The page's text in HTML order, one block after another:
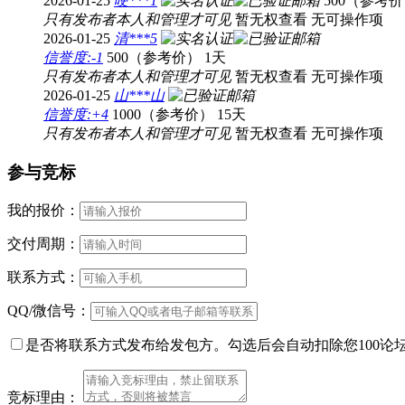
只有发布者本人和管理才可见 暂无权查看 无可操作项
2026-01-25 清***5
信誉度:-1 500（参考价）
1天
只有发布者本人和管理才可见 暂无权查看 无可操作项
2026-01-25 山***山
信誉度:+4 1000（参考价）
15天
只有发布者本人和管理才可见 暂无权查看 无可操作项
参与竞标
我的报价：
交付周期：
联系方式：
QQ/微信号：
是否将联系方式发布给发包方。勾选后会自动扣除您100论
竞标理由：